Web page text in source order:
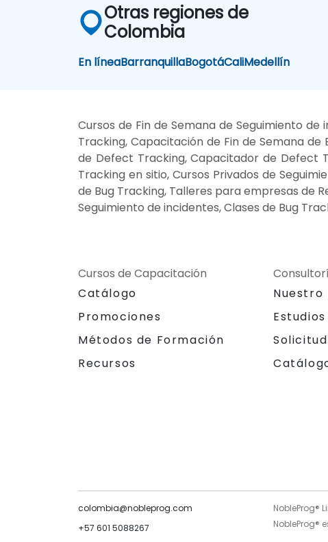
Otras regiones de
Colombia
En líneaBarranquillaBogotáCaliMedellín
Cursos de Fin de Semana de Seguimiento
Tracking, Capacitación de Fin de Semana
de Defect Tracking, Capacitador de Defect
Tracking en sitio, Cursos Privados de
de Bug Tracking, Talleres para empresas de
Seguimiento de incidentes, Clases de Bug
Cursos de Capacitación
Catálogo
Promociones
Métodos de Formación
Recursos
Nuestro
colombia@nobleprog.com
+57 601 5088267
NobleProg®
NobleProg®